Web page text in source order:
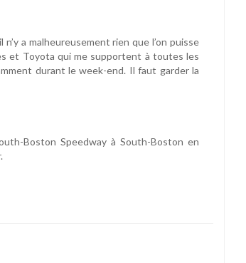
a malheureusement rien que l’on puisse
et Toyota qui me supportent à toutes les
durant le week-end. Il faut garder la
Boston Speedway à South-Boston en